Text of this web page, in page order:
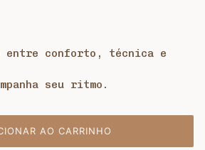
entre conforto, técnica e
seu ritmo.
AO CARRINHO